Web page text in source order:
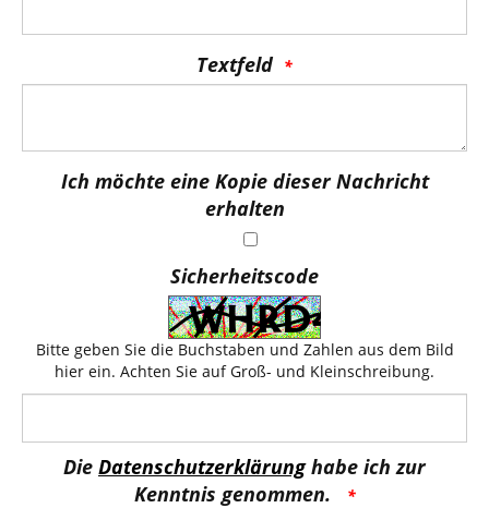
Textfeld
Ich möchte eine Kopie dieser Nachricht
erhalten
Sicherheitscode
Bitte geben Sie die Buchstaben und Zahlen aus dem Bild
hier ein. Achten Sie auf Groß- und Kleinschreibung.
Die Datenschutzerklärunghabe ich zur
Kenntnis genommen.